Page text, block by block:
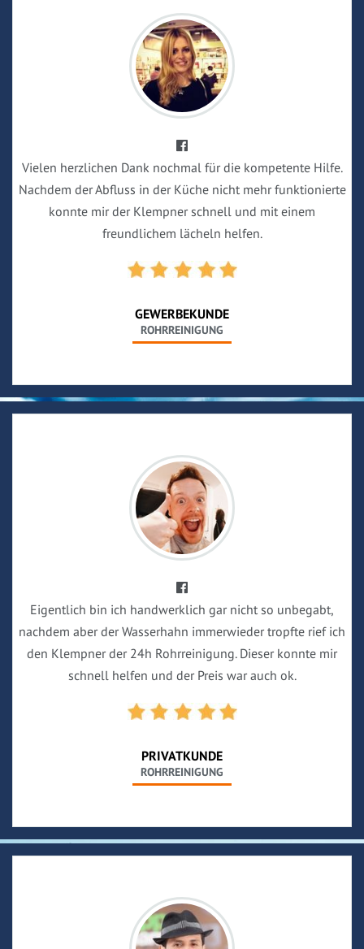
Vielen herzlichen Dank nochmal für die kompetente Hilfe.
Nachdem der Abfluss in der Küche nicht mehr funktionierte
konnte mir der Klempner schnell und mit einem
freundlichem lächeln helfen.
GEWERBEKUNDE
ROHRREINIGUNG
Eigentlich bin ich handwerklich gar nicht so unbegabt,
nachdem aber der Wasserhahn immerwieder tropfte rief ich
den Klempner der 24h Rohrreinigung. Dieser konnte mir
schnell helfen und der Preis war auch ok.
PRIVATKUNDE
ROHRREINIGUNG